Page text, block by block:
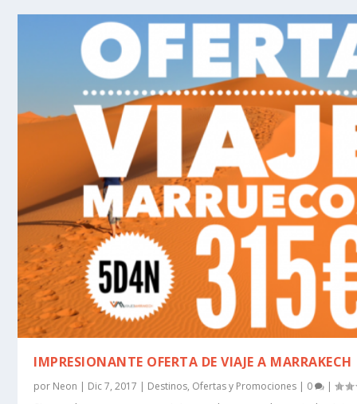
IMPRESIONANTE OFERTA DE VIAJE A MARRAKECH
por Neon | Dic 7, 2017 | Destinos, Ofertas y Promociones | 0 |